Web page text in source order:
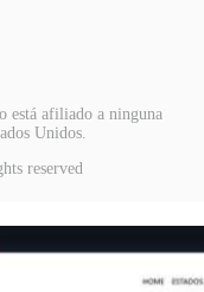
está afiliado a ninguna
Unidos.
reserved